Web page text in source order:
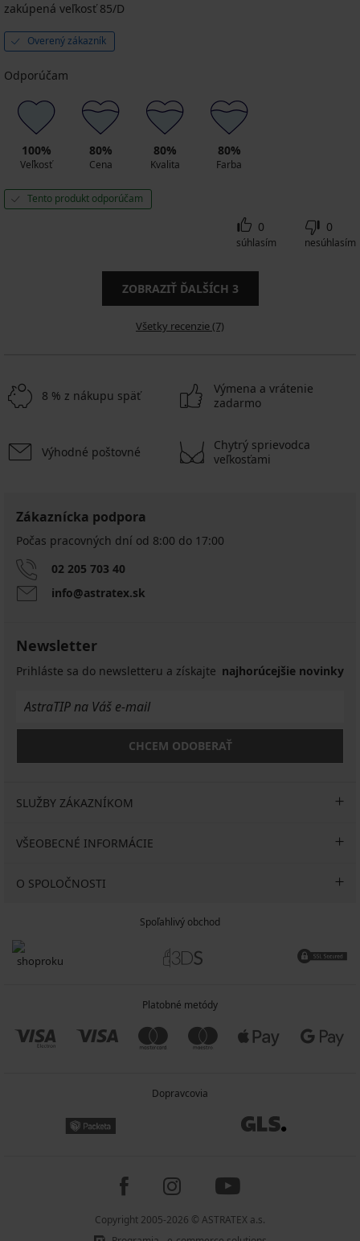
zakúpená veľkosť 85/D
Overený zákazník
Odporúčam
100%
Veľkosť
80%
Cena
80%
Kvalita
80%
Farba
Tento produkt odporúčam
0
súhlasím
0
nesúhlasím
ZOBRAZIŤ ĎALŠÍCH 3
Všetky recenzie (7)
8 % z nákupu späť
Výmena a vrátenie
zadarmo
Výhodné poštovné
Chytrý sprievodca
veľkosťami
Zákaznícka podpora
Počas pracovných dní od 8:00 do 17:00
02 205 703 40
info@astratex.sk
Newsletter
Prihláste sa do newsletteru a získajte najhorúcejšie novinky
CHCEM ODOBERAŤ
SLUŽBY ZÁKAZNÍKOM
VŠEOBECNÉ INFORMÁCIE
O SPOLOČNOSTI
Spoľahlivý obchod
Platobné metódy
Dopravcovia
Copyright 2005-2026 © ASTRATEX a.s.